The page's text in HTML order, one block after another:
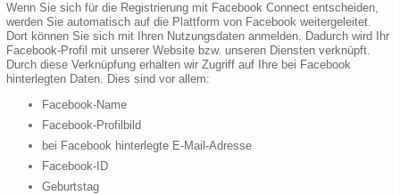
Wenn Sie sich für die Registrierung mit Facebook Connect entscheiden,
werden Sie automatisch auf die Plattform von Facebook weitergeleitet.
Dort können Sie sich mit Ihren Nutzungsdaten anmelden. Dadurch wird Ihr
Facebook-Profil mit unserer Website bzw. unseren Diensten verknüpft.
Durch diese Verknüpfung erhalten wir Zugriff auf Ihre bei Facebook
hinterlegten Daten. Dies sind vor allem:
Facebook-Name
Facebook-Profilbild
bei Facebook hinterlegte E-Mail-Adresse
Facebook-ID
Geburtstag